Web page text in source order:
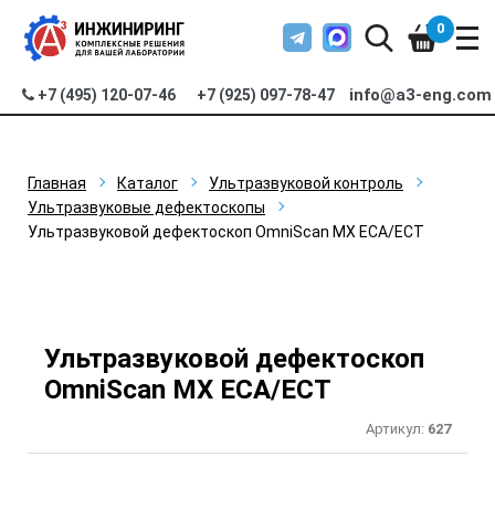
+7 (495) 120-07-46 +7 (925) 097-78-47 info@a3-eng.com
0
Главная Каталог
Ультразвуковой контроль
Ультразвуковые дефектоскопы
Ультразвуковой дефектоскоп OmniScan MX ECA/ECT
Ультразвуковой дефектоскоп
OmniScan MX ECA/ECT
Артикул: 627